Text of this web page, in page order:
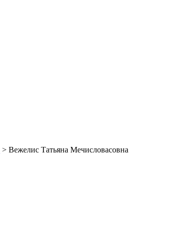
> Вежелис Татьяна Мечисловасовна